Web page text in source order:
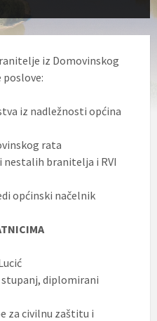
iz Domovinskog
poslove:
iz nadležnosti općina
rata
branitelja i RVI
općinski načelnik
stupanj, diplomirani
za civilnu zaštitu i